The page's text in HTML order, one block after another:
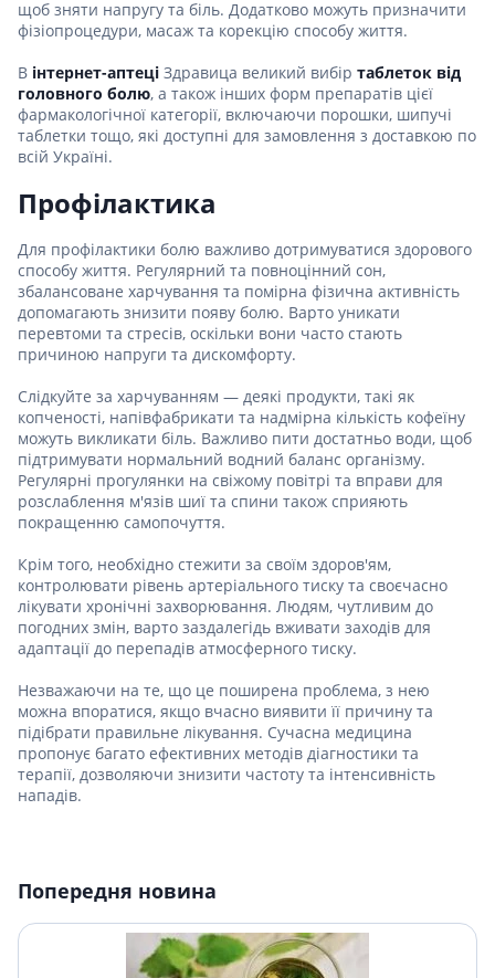
щоб зняти напругу та біль. Додатково можуть призначити
фізіопроцедури, масаж та корекцію способу життя.
В інтернет-аптеці Здравица великий вибір таблеток від
головного болю, а також інших форм препаратів цієї
фармакологічної категорії, включаючи порошки, шипучі
таблетки тощо, які доступні для замовлення з доставкою по
всій Україні.
Профілактика
Для профілактики болю важливо дотримуватися здорового
способу життя. Регулярний та повноцінний сон,
збалансоване харчування та помірна фізична активність
допомагають знизити появу болю. Варто уникати
перевтоми та стресів, оскільки вони часто стають
причиною напруги та дискомфорту.
Слідкуйте за харчуванням — деякі продукти, такі як
копченості, напівфабрикати та надмірна кількість кофеїну
можуть викликати біль. Важливо пити достатньо води, щоб
підтримувати нормальний водний баланс організму.
Регулярні прогулянки на свіжому повітрі та вправи для
розслаблення м'язів шиї та спини також сприяють
покращенню самопочуття.
Крім того, необхідно стежити за своїм здоров'ям,
контролювати рівень артеріального тиску та своєчасно
лікувати хронічні захворювання. Людям, чутливим до
погодних змін, варто заздалегідь вживати заходів для
адаптації до перепадів атмосферного тиску.
Незважаючи на те, що це поширена проблема, з нею
можна впоратися, якщо вчасно виявити її причину та
підібрати правильне лікування. Сучасна медицина
пропонує багато ефективних методів діагностики та
терапії, дозволяючи знизити частоту та інтенсивність
нападів.
Попередня новина